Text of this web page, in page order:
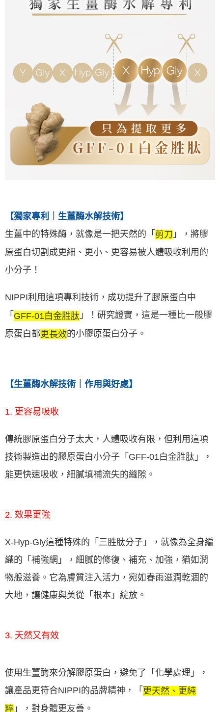
【獨家專利｜生薑酶水解技術】
生薑中的特殊酶，就像是一把天然的「 剪刀 」，將膠
原蛋白切割成更細、更小、更容易被人體吸收利用的
小分子！
NIPPI利用這項專利技術，成功提升了膠原蛋白中
「 GFF-01白金胜肽 」！研究證實，這是一種比一般膠
原蛋白都更長效的小膠原蛋白分子。
【生薑酶水解技術｜作用與好處】
1. 更容易吸收
傳統膠原蛋白分子太大，人體吸收有限，但利用這項
技術製造出的膠原蛋白小分子「GFF-01白金胜肽」，
能更快速吸收，細膩填補流失的縫隙。
2. 效果更強
X-Hyp-Gly這種特殊的「三胜肽分子」，就像為全身編
織的「補強網」，細膩的修復、補充、加強，猶如潤
物般滋養。它為膚質注入活力，宛如春雨滋潤乾涸的
大地，讓健康與美從「根本」綻放。
3. 天然又有效
使用生薑酶來分解膠原蛋白，避免了「化學處理」，
讓產品更符合NIPPI的品牌精神，「 更天然、更純
粹 」，對身體更友善。